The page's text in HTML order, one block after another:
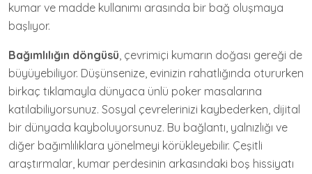
kumar ve madde kullanımı arasında bir bağ oluşmaya
başlıyor.
Bağımlılığın döngüsü, çevrimiçi kumarın doğası gereği de
büyüyebiliyor. Düşünsenize, evinizin rahatlığında otururken
birkaç tıklamayla dünyaca ünlü poker masalarına
katılabiliyorsunuz. Sosyal çevrelerinizi kaybederken, dijital
bir dünyada kayboluyorsunuz. Bu bağlantı, yalnızlığı ve
diğer bağımlılıklara yönelmeyi körükleyebilir. Çeşitli
araştırmalar, kumar perdesinin arkasındaki boş hissiyatı